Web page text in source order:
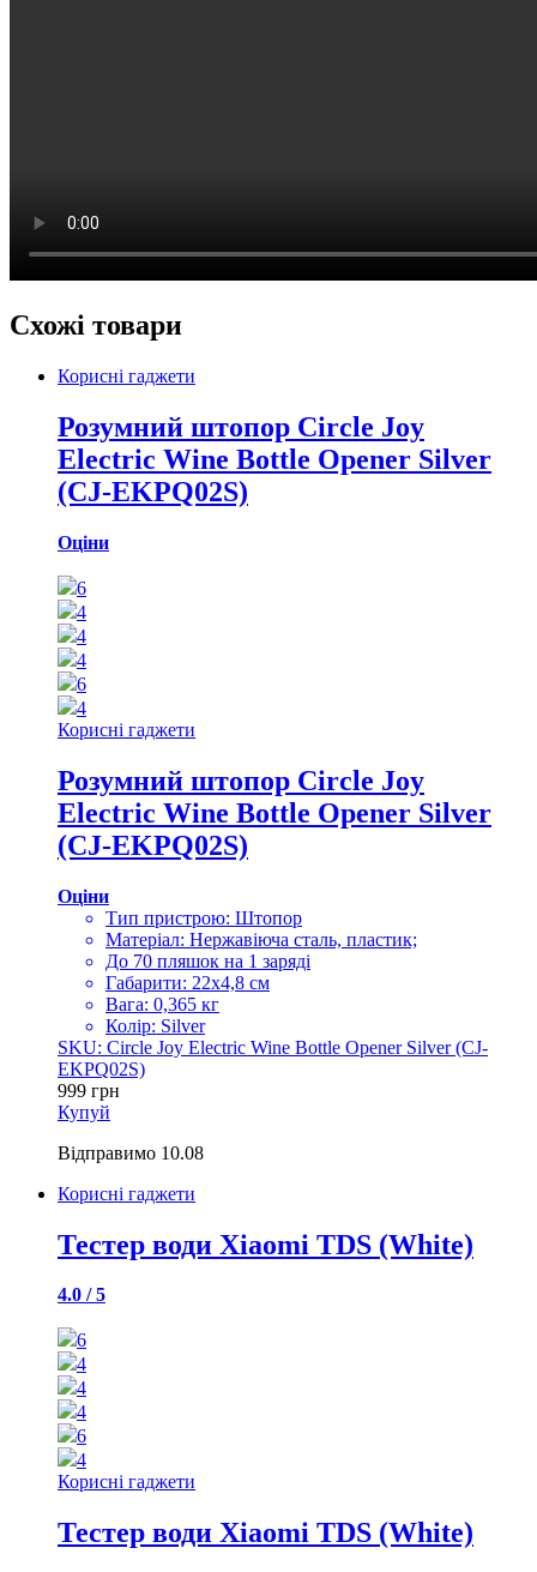
Схожі товари
Корисні гаджети
Розумний штопор Circle Joy
Electric Wine Bottle Opener Silver
(CJ-EKPQ02S)
Оціни
6
4
4
4
6
4
Корисні гаджети
Розумний штопор Circle Joy
Electric Wine Bottle Opener Silver
(CJ-EKPQ02S)
Оціни
Тип пристрою: Штопор
Матеріал: Нержавіюча сталь, пластик;
До 70 пляшок на 1 заряді
Габарити: 22х4,8 см
Вага: 0,365 кг
Колір: Silver
SKU: Circle Joy Electric Wine Bottle Opener Silver (CJ-
EKPQ02S)
999 грн
Купуй
Відправимо 10.08
Корисні гаджети
Тестер води Xiaomi TDS (White)
4.0 / 5
6
4
4
4
6
4
Корисні гаджети
Тестер води Xiaomi TDS (White)